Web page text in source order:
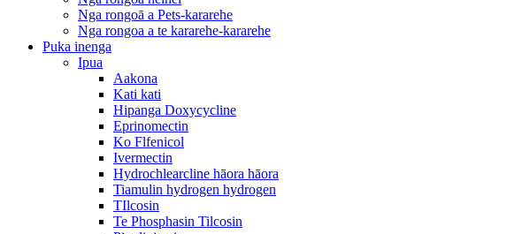
Nga rongoā a Pets-kararehe
Nga rongoa a te kararehe-kararehe
Puka inenga
Ipua
Aakona
Kati kati
Hipanga Doxycycline
Eprinomectin
Ko Flfenicol
Ivermectin
Hydrochlearcline hāora hāora
Tiamulin hydrogen hydrogen
TIlcosin
Te Phosphasin Tilcosin